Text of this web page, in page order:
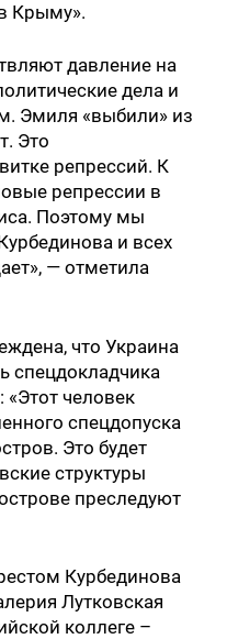
Крыму».
давление на
дела и
Эмиля «выбили» из
Это
репрессий. К
репрессии в
Поэтому мы
и всех
— отметила
что Украина
спецдокладчика
человек
спецдопуска
Это будет
структуры
преследуют
Курбединова
Лутковская
коллеге –